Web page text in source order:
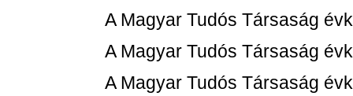
A Magyar Tudós Társaság
A Magyar Tudós Társaság
A Magyar Tudós Társaság